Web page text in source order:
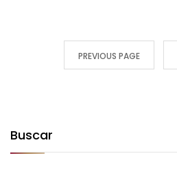
PREVIOUS PAGE
Buscar